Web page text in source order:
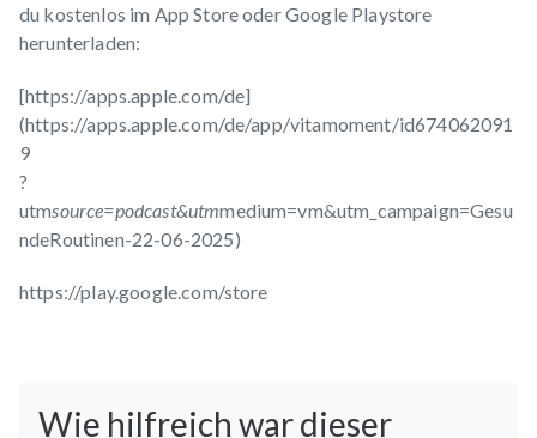
du kostenlos im App Store oder Google Playstore
herunterladen:
[https://apps.apple.com/de]
(https://apps.apple.com/de/app/vitamoment/id674062091
9
?
utmsource=podcast&utmmedium=vm&utm_campaign=Gesu
ndeRoutinen-22-06-2025)
https://play.google.com/store
Wie hilfreich war dieser